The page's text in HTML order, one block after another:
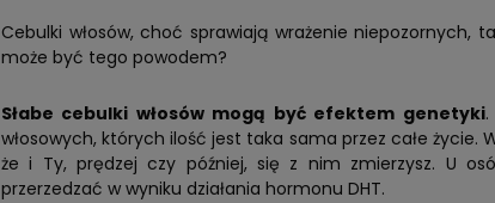
Cebulki włosów, choć sprawiają wrażenie niepozornych,
może być tego powodem?
Słabe cebulki włosów mogą być efektem genetyki.
włosowych, których ilość jest taka sama przez całe życie.
że i Ty, prędzej czy później, się z nim zmierzysz. U
przerzedzać w wyniku działania hormonu DHT.